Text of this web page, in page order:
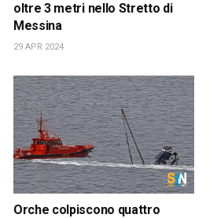
oltre 3 metri nello Stretto di
Messina
29 APR 2024
Orche colpiscono quattro